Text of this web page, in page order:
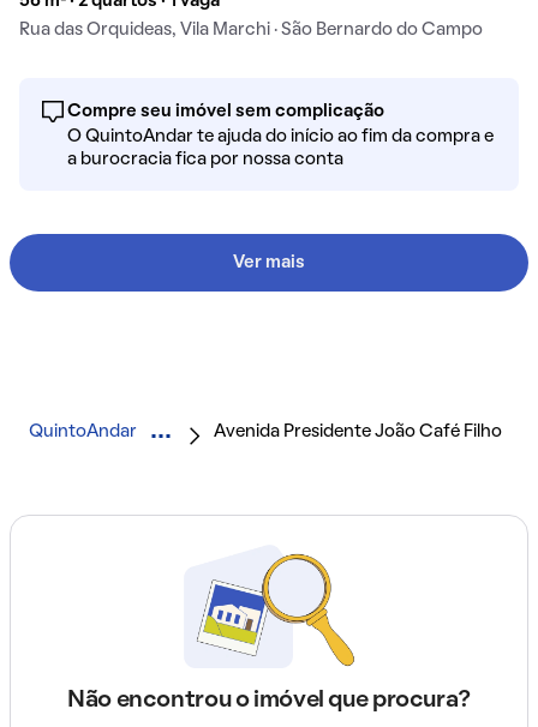
Rua das Orquideas, Vila Marchi · São Bernardo do Campo
Compre seu imóvel sem complicação
O QuintoAndar te ajuda do início ao fim da compra e
a burocracia fica por nossa conta
Ver mais
QuintoAndar Avenida Presidente João Café Filho
Não encontrou o imóvel que procura?